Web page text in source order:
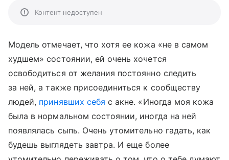
Контент недоступен
Модель отмечает, что хотя ее кожа «не в самом
худшем» состоянии, ей очень хочется
освободиться от желания постоянно следить
за ней, а также присоединиться к сообществу
людей, принявших себя с акне. «Иногда моя кожа
была в нормальном состоянии, иногда на ней
появлялась сыпь. Очень утомительно гадать, как
будешь выглядеть завтра. И еще более